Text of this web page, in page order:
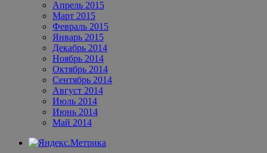
Апрель 2015
Март 2015
Февраль 2015
Январь 2015
Декабрь 2014
Ноябрь 2014
Октябрь 2014
Сентябрь 2014
Август 2014
Июль 2014
Июнь 2014
Май 2014